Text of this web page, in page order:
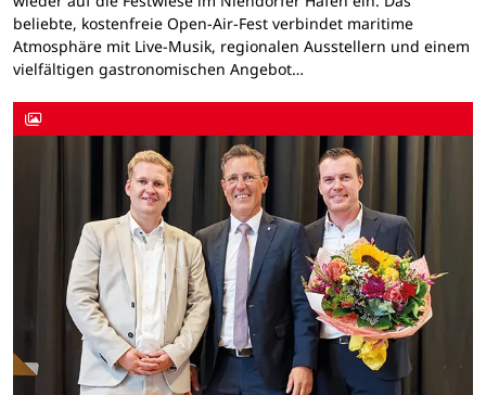
beliebte, kostenfreie Open-Air-Fest verbindet maritime
Atmosphäre mit Live-Musik, regionalen Ausstellern und einem
vielfältigen gastronomischen Angebot…